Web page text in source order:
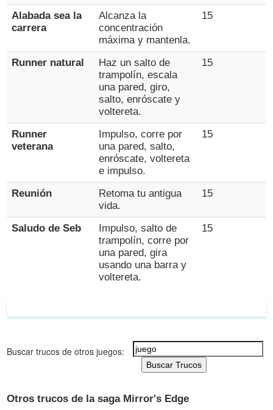
Alabada sea la
carrera
Alcanza la
concentración
máxima y mantenla.
15
Runner natural
Haz un salto de
trampolín, escala
una pared, giro,
salto, enróscate y
voltereta.
15
Runner
veterana
Impulso, corre por
una pared, salto,
enróscate, voltereta
e impulso.
15
Reunión
Retoma tu antigua
vida.
15
Saludo de Seb
Impulso, salto de
trampolín, corre por
una pared, gira
usando una barra y
voltereta.
15
Buscar trucos de otros juegos:
Buscar Trucos
Otros trucos de la saga Mirror's Edge